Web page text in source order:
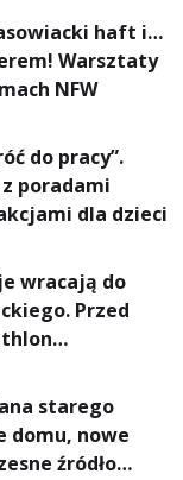
haft i…
Warsztaty
NFW
do pracy”.
poradami
dla dzieci
wracają do
Przed
starego
domu, nowe
źródło